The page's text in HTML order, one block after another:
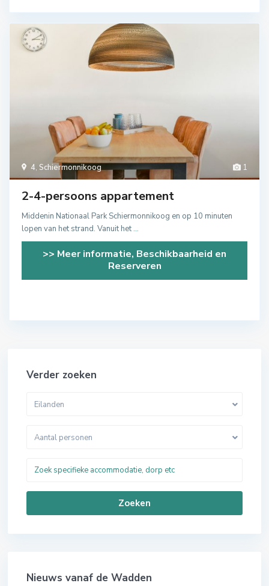
1
4, Schiermonnikoog
2-4-persoons appartement
Middenin Nationaal Park Schiermonnikoog en op 10 minuten
lopen van het strand. Vanuit het...
>> Meer informatie, Beschikbaarheid en
Reserveren
Verder zoeken
Eilanden
Aantal personen
Zoeken
Nieuws vanaf de Wadden